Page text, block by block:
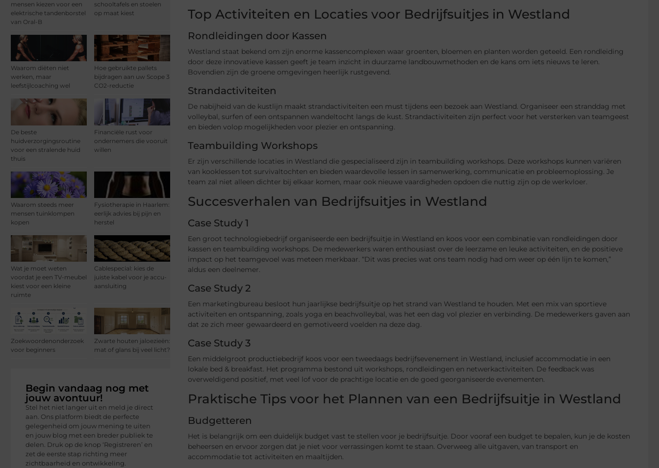
mensen kiezen voor een
elektrische tandenborstel
van Oral-B
schooltafels en stoelen
op maat kiest
Waarom diëten niet
werken, maar
leefstijlcoaching wel
Hoe gebruikte pallets
bijdragen aan uw Scope 3
CO2-reductie
De beste
huidverzorgingsroutine
voor een stralende huid
thuis
Financiële rust voor
ondernemers die vooruit
willen
Waarom steeds meer
mensen tuinklompen
kopen
Fysiotherapie in Haarlem:
eerlijk advies bij pijn en
herstel
Wat je moet weten
voordat je een TV-meubel
kiest voor een kleine
ruimte
Cablespecial: kies de
juiste kabel voor je accu-
aansluiting
Zoekwoordenonderzoek
voor beginners
Zwarte houten jaloezieën:
mat of glans bij veel licht?
Begin vandaag nog met
jouw avontuur!
Stel het niet langer uit en meld je direct
aan. Ons platform biedt de perfecte
gelegenheid om jouw mening te uiten
en jouw blog met een breder publiek te
delen. Druk op de knop ‘Registreren’ en
zet de eerste stap richting meer
zichtbaarheid en ontwikkeling.
Top Activiteiten en Locaties voor Bedrijfsuitjes in Westland
Rondleidingen door Kassen
Westland staat bekend om zijn enorme kassencomplexen waar groenten, bloemen en planten worden geteeld. Een rondleiding
door deze innovatieve kassen geeft je team inzicht in duurzame landbouwmethoden en de kans om iets nieuws te leren.
Bovendien zijn de groene omgevingen heerlijk rustgevend.
Strandactiviteiten
De nabijheid van de kustlijn maakt strandactiviteiten een must tijdens een bezoek aan Westland. Organiseer een stranddag met
volleybal, surfen of een ontspannen wandeltocht langs de kust. Strandactiviteiten zijn perfect voor het versterken van teamgeest
en bieden volop mogelijkheden voor plezier en ontspanning.
Teambuilding Workshops
Er zijn verschillende locaties in Westland die gespecialiseerd zijn in teambuilding workshops. Deze workshops kunnen variëren
van kooklessen tot survivaltochten en bieden waardevolle lessen in samenwerking, communicatie en probleemoplossing. Je
team zal niet alleen dichter bij elkaar komen, maar ook nieuwe vaardigheden opdoen die nuttig zijn op de werkvloer.
Succesverhalen van Bedrijfsuitjes in Westland
Case Study 1
Een groot technologiebedrijf organiseerde een bedrijfsuitje in Westland en koos voor een combinatie van rondleidingen door
kassen en teambuilding workshops. De medewerkers waren enthousiast over de leerzame en leuke activiteiten, en de positieve
impact op het teamgevoel was meteen merkbaar. “Dit was precies wat ons team nodig had om weer op één lijn te komen,”
aldus een deelnemer.
Case Study 2
Een marketingbureau besloot hun jaarlijkse bedrijfsuitje op het strand van Westland te houden. Met een mix van sportieve
activiteiten en ontspanning, zoals yoga en beachvolleybal, was het een dag vol plezier en verbinding. De medewerkers gaven aan
dat ze zich meer gewaardeerd en gemotiveerd voelden na deze dag.
Case Study 3
Een middelgroot productiebedrijf koos voor een tweedaags bedrijfsevenement in Westland, inclusief accommodatie in een
lokale bed & breakfast. Het programma bestond uit workshops, rondleidingen en netwerkactiviteiten. De feedback was
overweldigend positief, met veel lof voor de prachtige locatie en de goed georganiseerde evenementen.
Praktische Tips voor het Plannen van een Bedrijfsuitje in Westland
Budgetteren
Het is belangrijk om een duidelijk budget vast te stellen voor je bedrijfsuitje. Door vooraf een budget te bepalen, kun je de kosten
beheersen en ervoor zorgen dat je niet voor verrassingen komt te staan. Overweeg alle uitgaven, van transport en
accommodatie tot activiteiten en maaltijden.